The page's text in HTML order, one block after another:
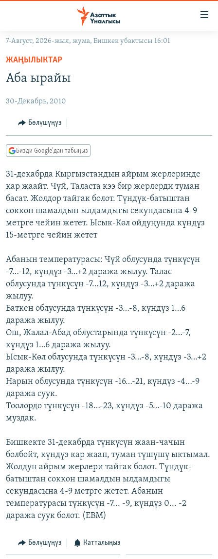
Навигацияга
өтүңүз
Издөөгө
салыңыз
КЫРГЫЗСТАН
КЫРГЫЗСТАН
САЯСАТ
ЭКОНОМИКА
ДҮЙНӨ
БОРБОР АЗИЯ
УКРАИНА
АТАЙЫН ИЛИКТӨӨ
БҮГҮН АЗАТТЫКТА
ЭКСПЕРТТЕР ТАЛДАЙТ
БИЗ ЖАНА ДҮЙНӨ
ДАНИСТЕ
ЭЖЕ-СИҢДИЛЕР
ЫҢГАЙСЫЗ СУРООЛОР
ПОДКАСТ
ӨЗГӨЧӨ ПИКИР
Русский
ОНЛАЙН ШЕРИНЕ
ЭЕ/АРнун бардык сайттары
7-Август, 2026-жыл, жума, Бишкек убактысы 16:01
ЖАҢЫЛЫКТАР
Аба ырайы
30-Декабрь, 2010
Бөлүшүңүз
Бизди Google'дан табыңыз
31-декабрда Кыргызстандын айрым жерлеринде
кар жаайт. Чүй, Таласта кээ бир жерлерди туман
басат. Жолдор тайгак болот. Түндүк-батыштан
соккон шамалдын ылдамдыгы секундасына 4-9
метрге чейин жетет. Ысык-Көл ойдуңунда күндүз
15-метрге чейин жетет
Абанын температурасы: Чүй облусунда түнкүсүн
-7…-12, күндүз -3…+2 даража жылуу. Талас
облусунда түнкүсүн -7…12, күндүз -3…+2 даража
жылуу.
Баткен облусунда түнкүсүн -3…-8, күндүз 1…6
даража жылуу.
Ош, Жалал-Абад облустарында түнкүсүн -2…-7,
күндүз 1…6 даража жылуу.
Ысык-Көл облусунда түнкүсүн -3…-8, күндүз -3…+2
даража жылуу.
Нарын облусунда түнкүсүн -16…-21, күндүз -4…-9
даража суук.
Тоолордо түнкүсүн -18…-23, күндүз -5…-10 даража
муздак.
Бишкекте 31-декабрда түнкүсүн жаан-чачын
болбойт, күндүз кар жаап, туман түшүшү ыктымал.
Жолдун айрым жерлери тайгак болот. Түндүк-
батыштан соккон шамалдын ылдамдыгы
секундасына 4-9 метрге жетет. Абанын
температурасы түнкүсүн -7... -9, күндүз 0... -2
даража суук болот. (EBM)
Бөлүшүңүз Катталыңыз